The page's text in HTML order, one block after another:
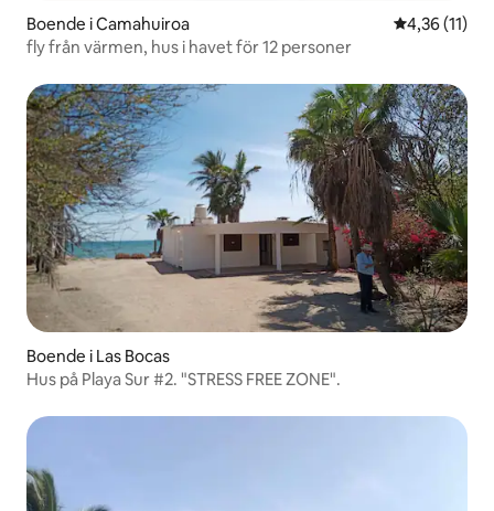
Boende i Camahuiroa 4,36 av 5 i
4,36 (11)
fly från värmen, hus i havet för 12 personer
Boende i Las Bocas
Hus på Playa Sur #2. "STRESS FREE ZONE".